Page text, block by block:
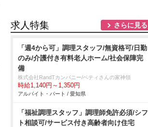
求人特集 さらに見る
「週4から可」調理スタッフ/無資格可/日勤
のみ/介護付き有料老人ホーム/社会保障完
備
株式会社RandTカンパニー/ベティさんの家神領
時給1,140円～1,350円
アルバイト・パート / 愛知県
「福祉調理スタッフ」調理師免許必須/シフ
ト相談可/サービス付き高齢者向け住宅